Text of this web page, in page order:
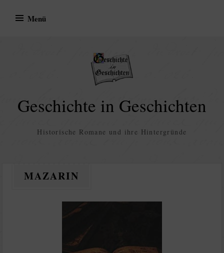
Inhalt
Menü
Geschichte in Geschichten
Historische Romane und ihre Hintergründe
MAZARIN